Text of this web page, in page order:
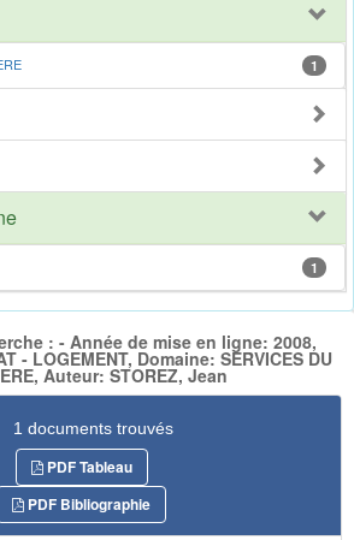
1
1
: - Année de mise en ligne: 2008,
- LOGEMENT, Domaine: SERVICES DU
Auteur: STOREZ, Jean
1 documents trouvés
PDF Tableau
PDF Bibliographie